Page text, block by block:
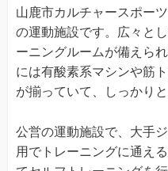
山鹿市カルチャースポー
の運動施設です。広々と
ーニングルームが備えら
には有酸素系マシンや筋
が揃っていて、しっかり
公営の運動施設で、大手
用でトレーニングに通え